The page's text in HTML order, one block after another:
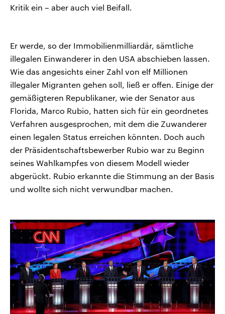
Kritik ein – aber auch viel Beifall.
Er werde, so der Immobilienmilliardär, sämtliche
illegalen Einwanderer in den USA abschieben lassen.
Wie das angesichts einer Zahl von elf Millionen
illegaler Migranten gehen soll, ließ er offen. Einige der
gemäßigteren Republikaner, wie der Senator aus
Florida, Marco Rubio, hatten sich für ein geordnetes
Verfahren ausgesprochen, mit dem die Zuwanderer
einen legalen Status erreichen könnten. Doch auch
der Präsidentschaftsbewerber Rubio war zu Beginn
seines Wahlkampfes von diesem Modell wieder
abgerückt. Rubio erkannte die Stimmung an der Basis
und wollte sich nicht verwundbar machen.